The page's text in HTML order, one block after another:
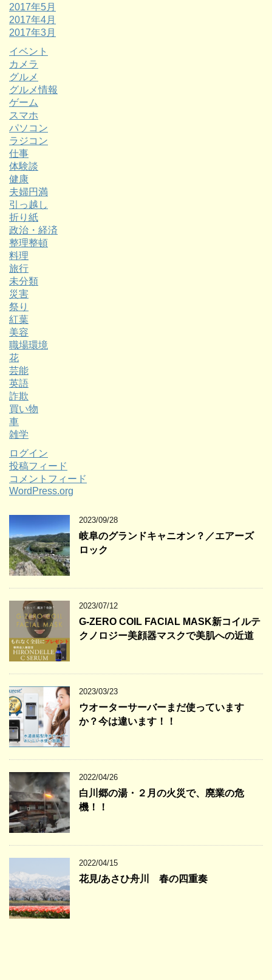
2017年5月
2017年4月
2017年3月
イベント
カメラ
グルメ
グルメ情報
ゲーム
スマホ
パソコン
ラジコン
仕事
体験談
健康
夫婦円満
引っ越し
折り紙
政治・経済
整理整頓
料理
旅行
未分類
災害
祭り
紅葉
美容
職場環境
花
芸能
英語
詐欺
買い物
車
雑学
ログイン
投稿フィード
コメントフィード
WordPress.org
2023/09/28
岐阜のグランドキャニオン？／エアーズ
ロック
2023/07/12
G-ZERO COIL FACIAL MASK新コイルテ
クノロジー美顔器マスクで美肌への近道
2023/03/23
ウオーターサーバーまだ使っています
か？今は違います！！
2022/04/26
白川郷の湯・２月の火災で、廃業の危
機！！
2022/04/15
花見/あさひ舟川 春の四重奏